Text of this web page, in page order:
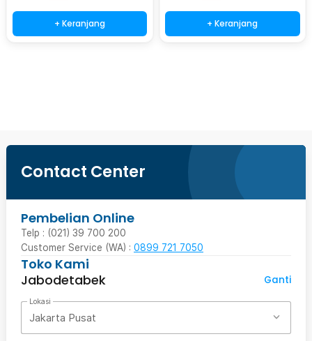
+ Keranjang + Keranjang
Contact Center
Pembelian Online
Telp : (021) 39 700 200
Customer Service (WA) : 0899 721 7050
Toko Kami
Jabodetabek
Ganti
Lokasi
Jakarta Pusat